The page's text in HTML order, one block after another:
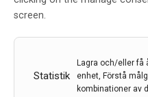
screen.
Statistik
Lagra och/eller få
enhet, Förstå
kombinationer av